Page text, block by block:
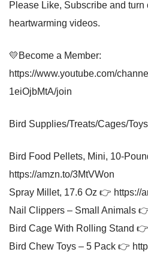
Please Like, Subscribe and
heartwarming videos.
💛Become a Member:
https://www.youtube.com/
1eiOjbMtA/join
Bird Supplies/Treats/Cages/
Bird Food Pellets, Mini, 10-
https://amzn.to/3MtVWon
Spray Millet, 17.6 Oz 👉 https://
Nail Clippers – Small Animals
Bird Cage With Rolling Stand
Bird Chew Toys – 5 Pack 👉